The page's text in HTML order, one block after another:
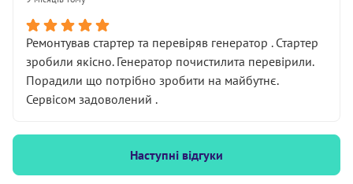
Ремонтував стартер та перевіряв генератор . Стартер
зробили якісно. Генератор почистилита перевірили.
Порадили що потрібно зробити на майбутнє.
Сервісом задоволений .
Наступні відгуки